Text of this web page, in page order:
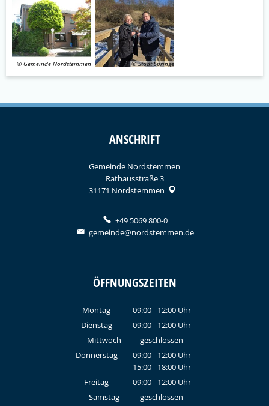
© Gemeinde Nordstemmen © Stadt Springe
ANSCHRIFT
Gemeinde Nordstemmen
Rathausstraße 3
31171 Nordstemmen
+49 5069 800-0
gemeinde@nordstemmen.de
ÖFFNUNGSZEITEN
Montag 09:00- 12:00Uhr
Von 09:00 bis 12:00 Uhr
Dienstag 09:00- 12:00Uhr
Von 09:00 bis 12:00 Uhr
Mittwoch
geschlossen
Donnerstag
09:00- 12:00Uhr
Von 09:00 bis 12:00 Uhr
15:00- 18:00Uhr
Von 15:00 bis 18:00 Uhr
Freitag 09:00- 12:00Uhr
Von 09:00 bis 12:00 Uhr
Samstag
geschlossen